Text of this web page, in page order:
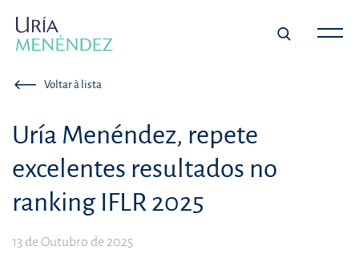
Voltar à lista
Uría Menéndez, repete
excelentes resultados no
ranking IFLR 2025
13 de Outubro de 2025